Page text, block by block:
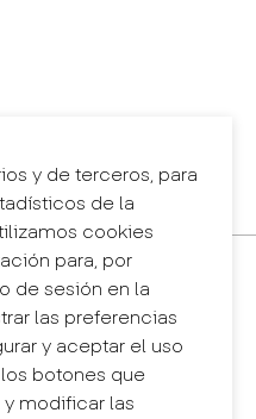
y de terceros, para
de la
cookies
para, por
de sesión en la
las preferencias
y aceptar el uso
botones que
modificar las
(canal de